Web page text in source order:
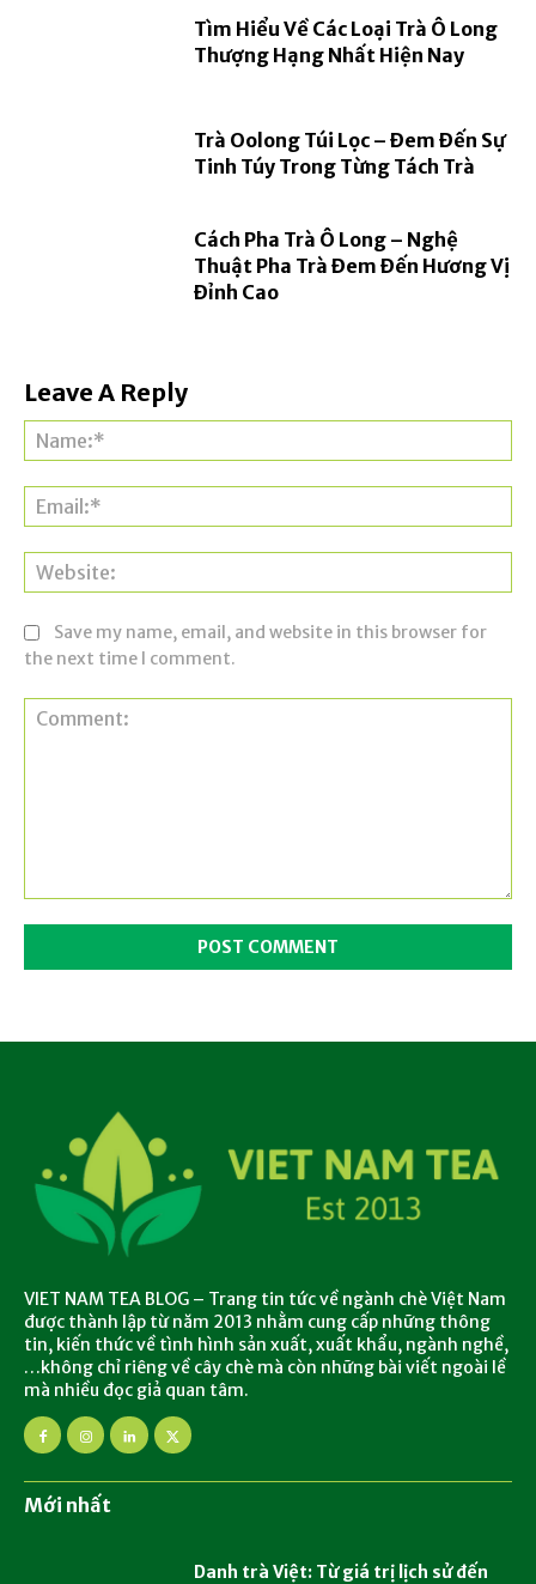
Tìm Hiểu Về Các Loại Trà Ô Long
Thượng Hạng Nhất Hiện Nay
Trà Oolong Túi Lọc – Đem Đến Sự
Tinh Túy Trong Từng Tách Trà
Cách Pha Trà Ô Long – Nghệ
Thuật Pha Trà Đem Đến Hương Vị
Đỉnh Cao
Leave A Reply
Save my name, email, and website in this browser for
the next time I comment.
VIET NAM TEA BLOG – Trang tin tức về ngành chè Việt Nam
được thành lập từ năm 2013 nhằm cung cấp những thông
tin, kiến thức về tình hình sản xuất, xuất khẩu, ngành nghề,
…không chỉ riêng về cây chè mà còn những bài viết ngoài lề
mà nhiều đọc giả quan tâm.
Mới nhất
Danh trà Việt: Từ giá trị lịch sử đến